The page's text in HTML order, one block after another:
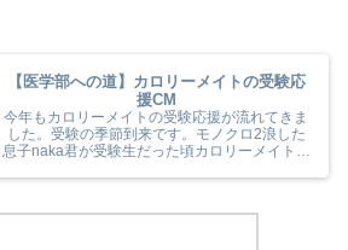
【医学部への道】カロリーメイトの受験応
援CM
今年もカロリーメイトの受験応援が流れてきま
した。受験の季節到来です。モノクロ2浪した
息子naka君が受験生だった頃カロリーメイトの
(^^) 今年のカロリーメイトの受験応援CMも音